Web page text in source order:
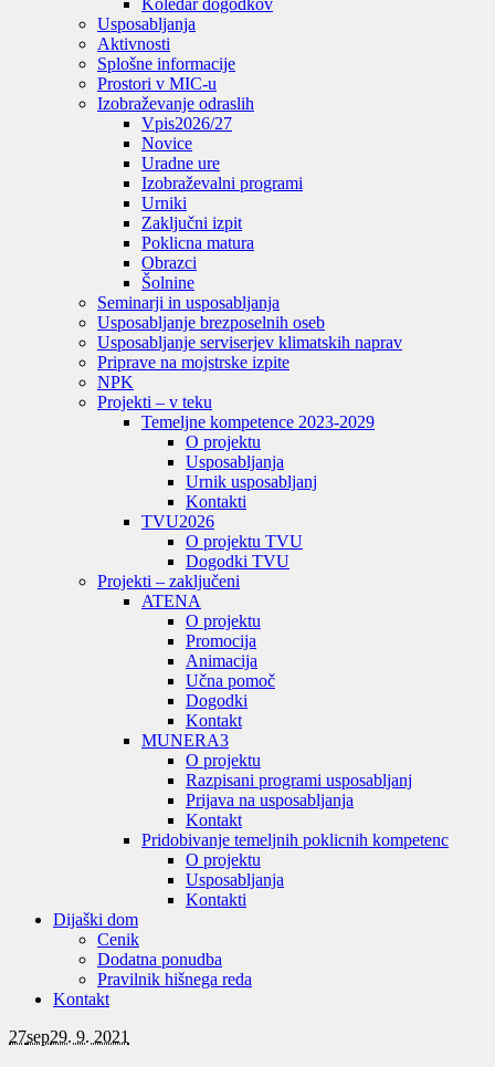
Koledar dogodkov
Usposabljanja
Aktivnosti
Splošne informacije
Prostori v MIC-u
Izobraževanje odraslih
Vpis2026/27
Novice
Uradne ure
Izobraževalni programi
Urniki
Zaključni izpit
Poklicna matura
Obrazci
Šolnine
Seminarji in usposabljanja
Usposabljanje brezposelnih oseb
Usposabljanje serviserjev klimatskih naprav
Priprave na mojstrske izpite
NPK
Projekti – v teku
Temeljne kompetence 2023-2029
O projektu
Usposabljanja
Urnik usposabljanj
Kontakti
TVU2026
O projektu TVU
Dogodki TVU
Projekti – zaključeni
ATENA
O projektu
Promocija
Animacija
Učna pomoč
Dogodki
Kontakt
MUNERA3
O projektu
Razpisani programi usposabljanj
Prijava na usposabljanja
Kontakt
Pridobivanje temeljnih poklicnih kompetenc
O projektu
Usposabljanja
Kontakti
Dijaški dom
Cenik
Dodatna ponudba
Pravilnik hišnega reda
Kontakt
27sep29. 9. 2021